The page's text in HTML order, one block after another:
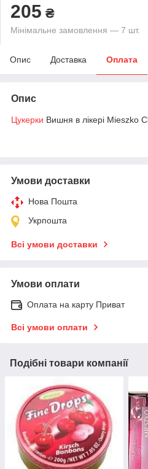
205 ₴
Мінімальне замовлення — 7 шт.
Опис Доставка Оплата
Опис
Цукерки Вишня в лікері Mieszko
Умови доставки
Нова Пошта
Укрпошта
Всі умови доставки
Умови оплати
Оплата на карту Приват
Всі умови оплати
Подібні товари компанії